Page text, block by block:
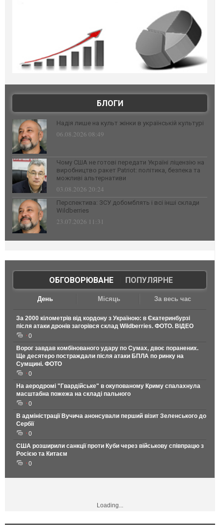
БЛОГИ
Надія лише на культ жінки в українській культурі
06.08.2026 08:49
Чому США не готові передати Україні ліцензію на
виробництво ракет Patriot: політика, безпека та
можливі альтернативи
03.08.2026 20:24
Перспектива: ЗСУ добомблять і всі інші склади
Wildberries
23.07.2026 11:31
ОБГОВОРЮВАНЕ| ПОПУЛЯРНЕ
День Місяць За весь час
За 2000 кілометрів від кордону з Україною: в Єкатеринбурзі
після атаки дронів загорівся склад Wildberries. ФОТО. ВІДЕО
0
Ворог завдав комбінованого удару по Сумах, двоє поранених.
Ще десятеро постраждали після атаки БПЛА по ринку на
Сумщині. ФОТО
0
На аеродромі "Гвардійське" в окупованому Криму спалахнула
масштабна пожежа на складі пального
0
В адміністрації Вучича анонсували перший візит Зеленського до
Сербії
0
США розширили санкції проти Куби через військову співпрацю з
Росією та Китаєм
0
Loading...